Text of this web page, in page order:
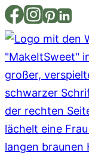
Zum
Inhalt
springen